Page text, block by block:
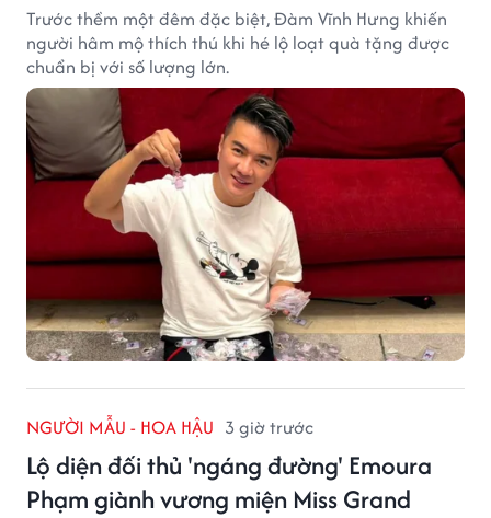
Trước thềm một đêm đặc biệt, Đàm Vĩnh Hưng khiến
người hâm mộ thích thú khi hé lộ loạt quà tặng được
chuẩn bị với số lượng lớn.
NGƯỜI MẪU - HOA HẬU 3 giờ trước
Lộ diện đối thủ 'ngáng đường' Emoura
Phạm giành vương miện Miss Grand